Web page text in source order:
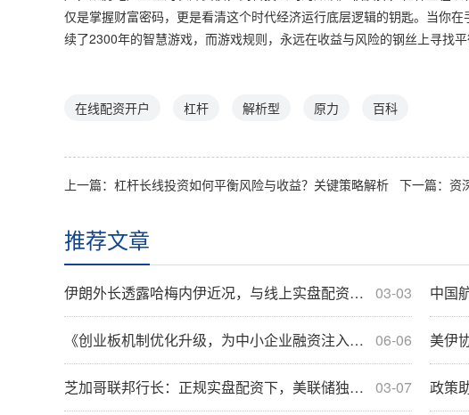
仅是掌握财富密码，更是看清这个时代经济运行底层逻辑的钥匙。当你
续了2300年的智慧游戏，而游戏规则，永远在收益与风险的钢丝上寻找平
在线配资开户 杠杆 解析型 原力 百科
上一篇： 杠杆长线投资如何平衡风险与收益？关键策略解析 下一篇： 资
推荐文章
03-03
伊朗外长透露哈梅内伊近况，与线上实盘配资市场有何关联？ 中国航
06-06
《创业板机制优化升级，为中小企业融资注入新活力》 美伊协
03-07
芝加哥联邦行长：正规实盘配资下，美联储独立性多关键？ 政策